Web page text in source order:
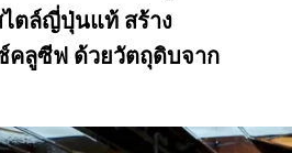
ไตล์ญี่ปุ่นแท้ สร้าง
คลูซีฟ ด้วยวัตถุดิบจาก